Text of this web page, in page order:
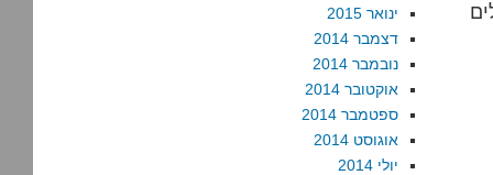
ינואר 2015
דצמבר 2014
נובמבר 2014
אוקטובר 2014
ספטמבר 2014
אוגוסט 2014
יולי 2014